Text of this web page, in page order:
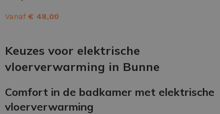
Vanaf € 48,00
Keuzes voor elektrische
vloerverwarming in Bunne
Comfort in de badkamer met elektrische
vloerverwarming